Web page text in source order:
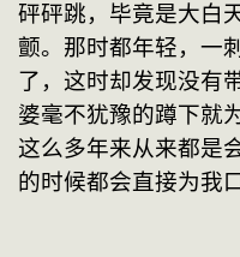
砰砰跳，毕竟是大白
颤。那时都年轻，一
了，这时却发现没有
婆毫不犹豫的蹲下就
这么多年来从来都是
的时候都会直接为我